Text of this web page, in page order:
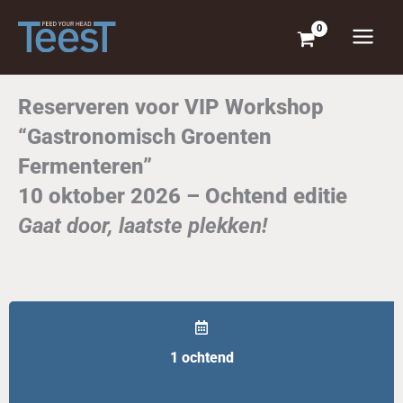
naar
inhoud
Reserveren voor VIP Workshop
“Gastronomisch Groenten
Fermenteren”
10 oktober 2026 – Ochtend editie
Gaat door, laatste plekken!
1 ochtend